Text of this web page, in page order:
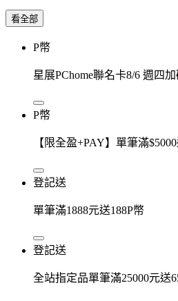
看全部
P幣
星展PChome聯名卡8/6 週四
P幣
【限全盈+PAY】單筆滿
登記送
單筆滿1888元送188P幣
登記送
全站指定品單筆滿25000元送